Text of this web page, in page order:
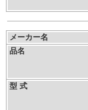
メーカー名
品名
型 式